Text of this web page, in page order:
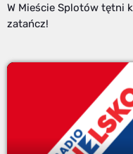
W Mieście Splotów tętni
zatańcz!